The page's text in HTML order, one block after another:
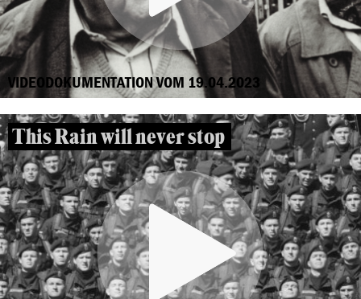
VIDEODOKUMENTATION VOM 19.04.2023
This Rain will never stop